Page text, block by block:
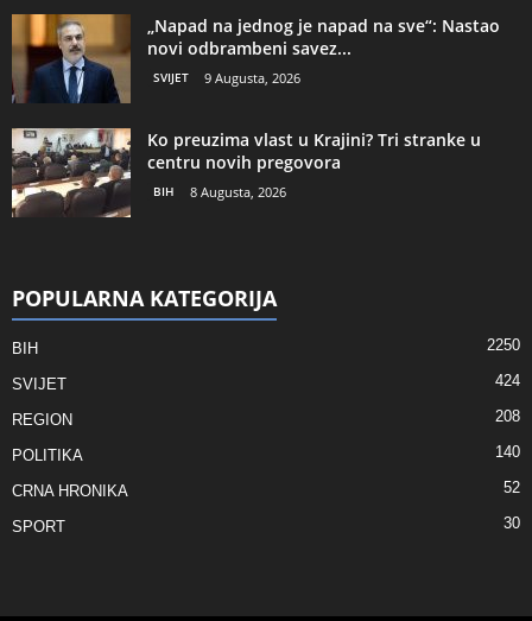
„Napad na jednog je napad na sve“: Nastao
novi odbrambeni savez...
SVIJET 9 Augusta, 2026
Ko preuzima vlast u Krajini? Tri stranke u
centru novih pregovora
BIH 8 Augusta, 2026
POPULARNA KATEGORIJA
BIH 2250
SVIJET 424
REGION 208
POLITIKA 140
CRNA HRONIKA 52
SPORT 30